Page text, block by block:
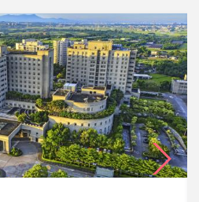
达文西单孔机械手臂手术系
近距离体验高科技医疗设备
正式宣布成立 「国际单孔机
心」，未来将致力推动单孔微
观摩交流，透过培训优秀的国
造台湾成为单孔手术的国际培
重生的契机与更高品质的医疗
立「国际单孔机械手臂手术
产科刘锦成担任该中心主任。